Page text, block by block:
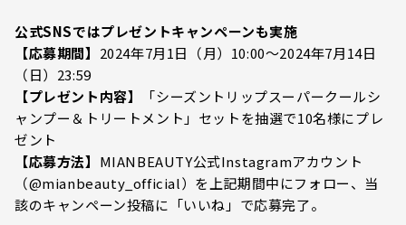
公式SNSではプレゼントキャンペーンも実施
【応募期間】 2024年7月1日（月）10:00～2024年7月14日
（日）23:59
【プレゼント内容】
「シーズントリップスーパークールシ
ャンプー＆トリートメント」セットを抽選で10名様にプレ
ゼント
【応募方法】 MIANBEAUTY公式Instagramアカウント
（@mianbeauty_official）を上記期間中にフォロー、当
該のキャンペーン投稿に「いいね」で応募完了。